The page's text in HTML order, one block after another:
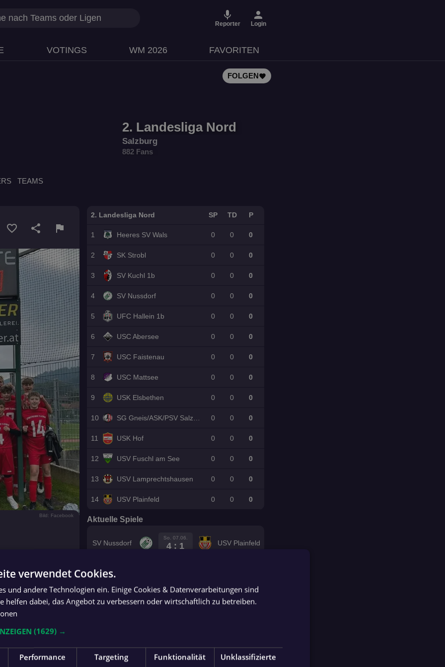
micro
Reporter
person
Login
VOTINGS WM 2026 FAVORITEN
FOLGENfavorite
2. Landesliga Nord
Salzburg
882 Fans
TEAMS
favorite_border share flag
Bild: Facebook
USK Hof
und konnte
am Ende ein
2. Landesliga Nord SP TD P
1 Heeres SV Wals 0 0 0
2 SK Strobl 0 0 0
3 SV Kuchl 1b 0 0 0
4 SV Nussdorf 0 0 0
5 UFC Hallein 1b 0 0 0
6 USC Abersee 0 0 0
7 USC Faistenau 0 0 0
8 USC Mattsee 0 0 0
9 USK Elsbethen 0 0 0
10 0 0 0
11 USK Hof 0 0 0
12 USV Fuschl am See 0 0 0
13 USV Lamprechtshausen 0 0 0
14 USV Plainfeld 0 0 0
Aktuelle Spiele
SV Nussdorf
So. 07.06.
4 : 1 USV Plainfeld
USC
Fr. 07.08.
16:30 USV Plainfeld
verwendet Cookies.
und andere Technologien ein. Einige Cookies & Datenverarbeitungen sind
helfen dabei, das Angebot zu verbessern oder wirtschaftlich zu betreiben.
(1629) →
Performance Targeting Funktionalität Unklassifizierte